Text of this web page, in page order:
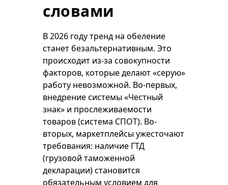
словами
В 2026 году тренд на обеление
станет безальтернативным. Это
происходит из-за совокупности
факторов, которые делают «серую»
работу невозможной. Во-первых,
внедрение системы «Честный
знак» и прослеживаемости
товаров (система СПОТ). Во-
вторых, маркетплейсы ужесточают
требования: наличие ГТД
(грузовой таможенной
декларации) становится
обязательным условием для